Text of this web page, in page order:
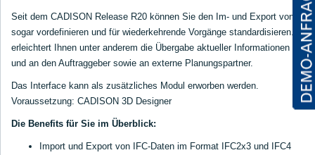
Seit dem CADISON Release R20 können Sie den Im- und Export von
sogar vordefinieren und für wiederkehrende Vorgänge standardisieren. Das
erleichtert Ihnen unter anderem die Übergabe aktueller Informationen von
und an den Auftraggeber sowie an externe Planungspartner.
Das Interface kann als zusätzliches Modul erworben werden.
Voraussetzung: CADISON 3D Designer
Die Benefits für Sie im Überblick:
Import und Export von IFC-Daten im Format IFC2x3 und IFC4